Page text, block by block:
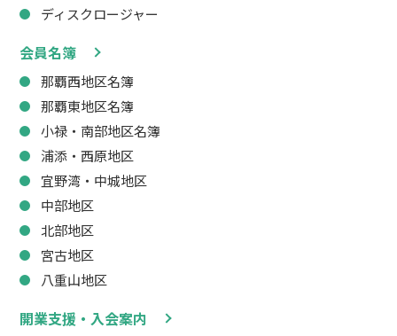
ディスクロージャー
会員名簿
那覇西地区名簿
那覇東地区名簿
小禄・南部地区名簿
浦添・西原地区
宜野湾・中城地区
中部地区
北部地区
宮古地区
八重山地区
開業支援・入会案内